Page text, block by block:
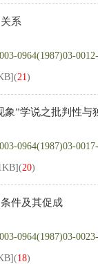
系
0964(1987)03-
](21)
象”学说之批判性与
0964(1987)03-
](20)
件及其促成
0964(1987)03-
](18)